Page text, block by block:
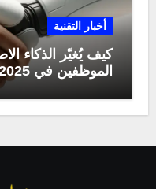
أخبار التقنية
كيف يُغيّر الذكاء
الموظفين في 2025؟ أبرز التحولات المهنية